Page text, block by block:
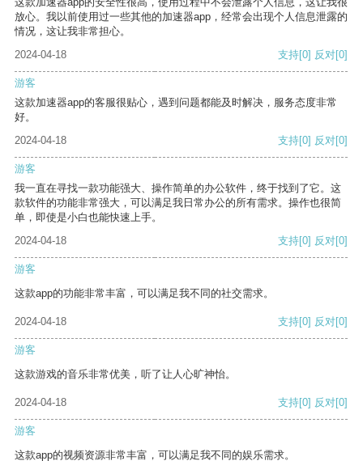
放心。我以前使用过一些其他的加速器app，经常会出现个人信息泄露的
情况，这让我非常担心。
2024-04-18
支持[0] 反对[0]
游客
这款加速器app的客服很贴心，遇到问题都能及时解决，服务态度非常
好。
2024-04-18
支持[0] 反对[0]
游客
我一直在寻找一款功能强大、操作简单的办公软件，终于找到了它。这
款软件的功能非常强大，可以满足我日常办公的所有需求。操作也很简
单，即使是小白也能快速上手。
2024-04-18
支持[0] 反对[0]
游客
这款app的功能非常丰富，可以满足我不同的社交需求。
2024-04-18 支持[0] 反对[0]
游客
这款游戏的音乐非常优美，听了让人心旷神怡。
2024-04-18 支持[0] 反对[0]
游客
这款app的视频资源非常丰富，可以满足我不同的娱乐需求。